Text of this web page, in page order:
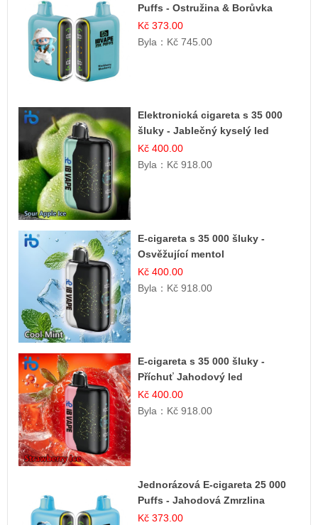
Puffs - Ostružina & Borůvka
Kč 373.00
Byla： Kč 745.00
Elektronická cigareta s 35 000
šluky - Jablečný kyselý led
Kč 400.00
Byla： Kč 918.00
E-cigareta s 35 000 šluky -
Osvěžující mentol
Kč 400.00
Byla： Kč 918.00
E-cigareta s 35 000 šluky -
Příchuť Jahodový led
Kč 400.00
Byla： Kč 918.00
Jednorázová E-cigareta 25 000
Puffs - Jahodová Zmrzlina
Kč 373.00